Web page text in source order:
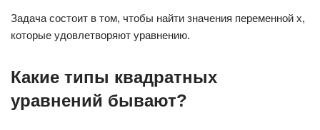
Задача состоит в том, чтобы найти значения переменной x,
которые удовлетворяют уравнению.
Какие типы квадратных
уравнений бывают?